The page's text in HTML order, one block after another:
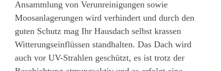
Ansammlung von Verunreinigungen sowie
Moosanlagerungen wird verhindert und durch den
guten Schutz mag Ihr Hausdach selbst krassen
Witterungseinflüssen standhalten. Das Dach wird
auch vor UV-Strahlen geschützt, es ist trotz der